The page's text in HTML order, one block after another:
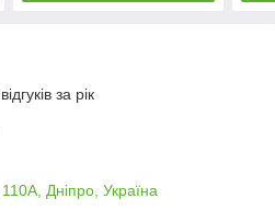
за рік
Дніпро, Україна